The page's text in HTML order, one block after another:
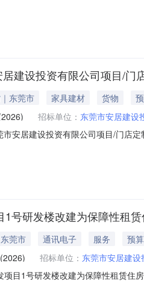
本次采购的评审结果公示如下：一
建设投资有限公司项目/门
东莞市 家具建材 货物
招标单位： 东莞市安居建设
安居建设投资有限公司项目/门店
项目名称：2026年-2027年东莞市
号研发楼改建为保障性租
莞市 通讯电子 服务
预
招标单位： 东莞市安居建
项目1号研发楼改建为保障性租赁住
2026年7月22日二、更正信息：更